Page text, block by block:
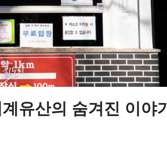
유산의 숨겨진 이야기